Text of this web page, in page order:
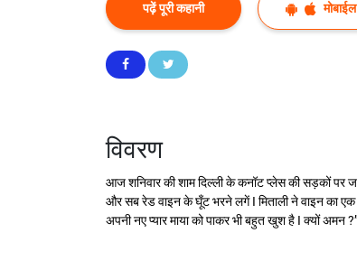
पढ़ें पूरी कहानी
विवरण
आज शनिवार की शाम दिल्ली के कनॉट प्लेस की सड़कों पर
और सब रेड वाइन के घूँट भरने लगें I मिताली ने वाइन का एक
अपनी नए प्यार माया को पाकर भी बहुत खुश है I क्यों अमन